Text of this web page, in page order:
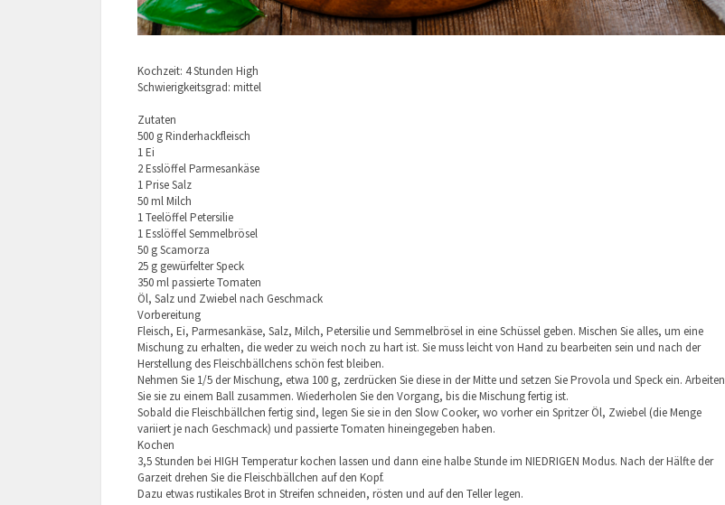
Kochzeit: 4 Stunden High
Schwierigkeitsgrad: mittel
Zutaten
500 g Rinderhackfleisch
1 Ei
2 Esslöffel Parmesankäse
1 Prise Salz
50 ml Milch
1 Teelöffel Petersilie
1 Esslöffel Semmelbrösel
50 g Scamorza
25 g gewürfelter Speck
350 ml passierte Tomaten
Öl, Salz und Zwiebel nach Geschmack
Vorbereitung
Fleisch, Ei, Parmesankäse, Salz, Milch, Petersilie und Semmelbrösel in eine Schüssel geben. Mischen Sie alles, um eine
Mischung zu erhalten, die weder zu weich noch zu hart ist. Sie muss leicht von Hand zu bearbeiten sein und nach der
Herstellung des Fleischbällchens schön fest bleiben.
Nehmen Sie 1/5 der Mischung, etwa 100 g, zerdrücken Sie diese in der Mitte und setzen Sie Provola und Speck ein. Arbeiten
Sie sie zu einem Ball zusammen. Wiederholen Sie den Vorgang, bis die Mischung fertig ist.
Sobald die Fleischbällchen fertig sind, legen Sie sie in den Slow Cooker, wo vorher ein Spritzer Öl, Zwiebel (die Menge
variiert je nach Geschmack) und passierte Tomaten hineingegeben haben.
Kochen
3,5 Stunden bei HIGH Temperatur kochen lassen und dann eine halbe Stunde im NIEDRIGEN Modus. Nach der Hälfte der
Garzeit drehen Sie die Fleischbällchen auf den Kopf.
Dazu etwas rustikales Brot in Streifen schneiden, rösten und auf den Teller legen.